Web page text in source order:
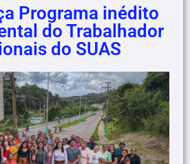
Programa inédito
do Trabalhador
do SUAS